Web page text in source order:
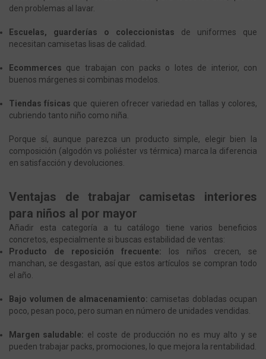
den problemas al lavar.
Escuelas, guarderías o coleccionistas de uniformes que
necesitan camisetas lisas de calidad.
Ecommerces que trabajan con packs o lotes de interior, con
buenos márgenes si combinas modelos.
Tiendas físicas que quieren ofrecer variedad en tallas y colores,
cubriendo tanto niño como niña.
Porque sí, aunque parezca un producto simple, elegir bien la
composición (algodón vs poliéster vs térmica) marca la diferencia
en satisfacción y devoluciones.
Ventajas de trabajar camisetas interiores
para niños al por mayor
Añadir esta categoría a tu catálogo tiene varios beneficios
concretos, especialmente si buscas estabilidad de ventas:
Producto de reposición frecuente: los niños crecen, se
manchan, se desgastan, así que estos artículos se compran todo
el año.
Bajo volumen de almacenamiento: camisetas dobladas ocupan
poco, pesan poco, pero suman en número de unidades vendidas.
Margen saludable: el coste de producción no es muy alto y se
pueden trabajar packs, promociones, lo que mejora la rentabilidad.